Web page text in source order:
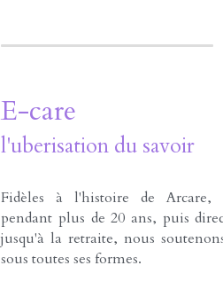
E-care
l'uberisation du savoir
Fidèles à l'histoire de Arcare,
pendant plus de 20 ans, puis
jusqu'à la retraite, nous
sous toutes ses formes.